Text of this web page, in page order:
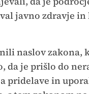
javno zdravje
naslov zakona,
da je prišlo do
pridelave in